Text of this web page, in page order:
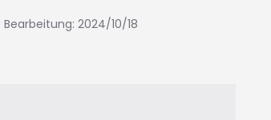
2024/10/18